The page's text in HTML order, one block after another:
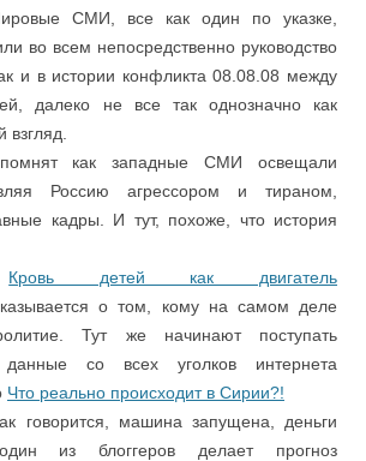
СМИ, все как один по указке,
во всем непосредственно руководство
и в истории конфликта 08.08.08 между
далеко не все так однозначно как
как западные СМИ освещали
Россию агрессором и тираном,
кадры. И тут, похоже, что история
Кровь детей как двигатель
о том, кому на самом деле
Тут же начинают поступать
данные со всех уголков интернета
Что реально происходит в Сирии?!
говорится, машина запущена, деньги
из блоггеров делает прогноз